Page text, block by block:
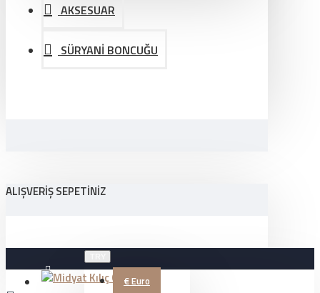
AKSESUAR
SÜRYANİ BONCUĞU
ALIŞVERIŞ SEPETINIZ
Üye Girişi €Euro